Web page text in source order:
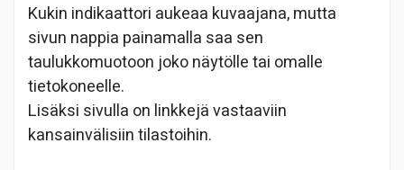
Kukin indikaattori aukeaa kuvaajana, mutta
sivun nappia painamalla saa sen
taulukkomuotoon joko näytölle tai omalle
tietokoneelle.
Lisäksi sivulla on linkkejä vastaaviin
kansainvälisiin tilastoihin.